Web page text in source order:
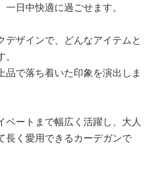
日中快適に過ごせます。
デザインで、どんなアイテムと
品で落ち着いた印象を演出しま
ベートまで幅広く活躍し、大人
長く愛用できるカーデガンで